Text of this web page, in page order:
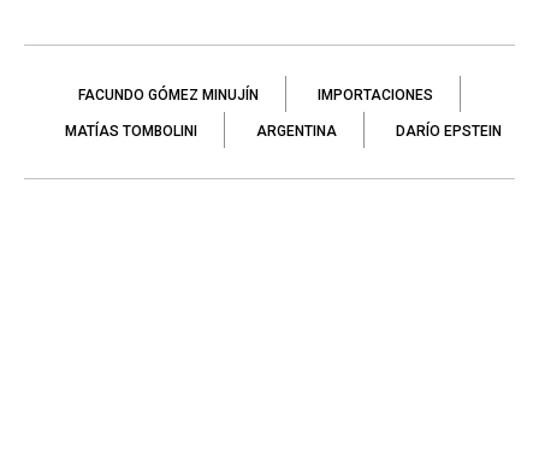
FACUNDO GÓMEZ MINUJÍN IMPORTACIONES
MATÍAS TOMBOLINI ARGENTINA DARÍO EPSTEIN